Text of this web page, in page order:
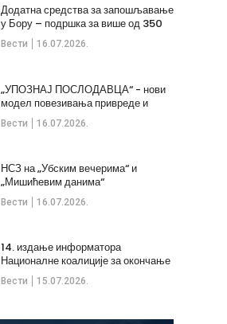
Вести 16.07.2026.
Додатна средства за запошљавање
у Бору – подршка за више од 350
незапослених
Вести 16.07.2026.
„УПОЗНАЈ ПОСЛОДАВЦА“ - нови
модел повезивања привреде и
стручних кадрова
Вести 16.07.2026.
НСЗ на „Убским вечерима“ и
„Мишићевим данима“
Вести 15.07.2026.
14. издање информатора
Националне коалиције за окончање
дечијих бракова